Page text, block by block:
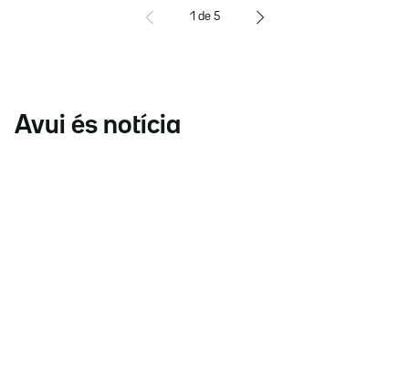
1 de 5
Avui és notícia